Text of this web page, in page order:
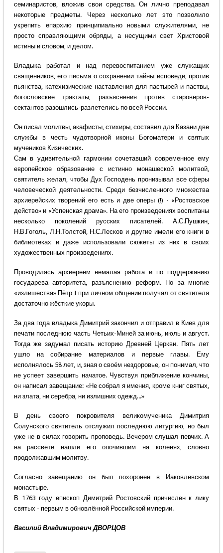
семинаристов, вложив свои средства. Он лично преподавал
некоторые предметы. Через несколько лет это позволило
укрепить епархию принципиально новыми служителями, не
просто справляющими обряды, а несущими свет Христовой
истины и словом, и делом.
Владыка работал и над перевоспитанием уже служащих
священников, его письма о сохранении тайны исповеди, против
пьянства, катехизические наставления для пастырей и паствы,
богословские трактаты, разъяснения против староверов-
сектантов разошлись-разлетелись по всей России.
Он писал молитвы, акафисты, стихиры, составил для Казани две
службы в честь чудотворной иконы Богоматери и святых
мучеников Кизических.
Сам в удивительной гармонии сочетавший современное ему
европейское образование с истинно монашеской молитвой,
святитель желал, чтобы Дух Господень пронизывал все сферы
человеческой деятельности. Среди безчисленного множества
архиерейских творений его есть и две оперы (!) - «Ростовское
действо» и «Успенская драма». На его произведениях воспитаны
несколько поколений русских писателей. А.С.Пушкин,
Н.В.Гоголь, Л.Н.Толстой, Н.С.Лесков и другие имели его книги в
библиотеках и даже использовали сюжеты из них в своих
художественных произведениях.
Проводилась архиереем немалая работа и по поддержанию
государева авторитета, разъяснению реформ. Но за многие
«излишества» Пётр I при личном общении получал от святителя
достаточно жёсткие укоры.
За два года владыка Димитрий закончил и отправил в Киев для
печати последнюю часть Четьих-Миней за июнь, июль и август.
Тогда же задумал писать историю Древней Церкви. Пять лет
ушло на собирание материалов и первые главы. Ему
исполнялось 58 лет, и, зная о своём нездоровье, он понимал, что
не успеет завершить начатое. Чувствуя приближение кончины,
он написал завещание: «Не собрал я имения, кроме книг святых,
ни злата, ни серебра, ни излишних одежд...»
В день своего покровителя великомученика Димитрия
Солунского святитель отслужил последнюю литургию, но был
уже не в силах говорить проповедь. Вечером слушал певчих. А
на рассвете нашли его опочившим на коленях, словно
продолжавшим молитву.
Согласно завещанию он был похоронен в Иаковлевском
монастыре.
В 1763 году епископ Димитрий Ростовский причислен к лику
святых - первым в обновлённой Российской империи.
Василий Владимирович ДВОРЦОВ